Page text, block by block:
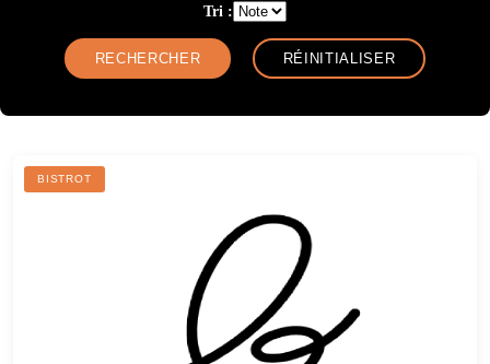
Tri :
BISTROT